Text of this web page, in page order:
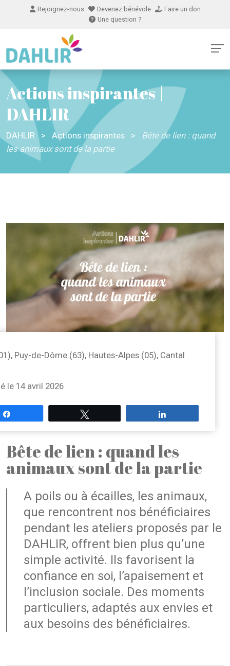
Rejoignez-nous Devenez bénévole
Faire un don
Une question ?
Actions inspirantes |
DAHLIR
DAHLIR > Actions inspirantes >
Bête de lien : quand
les animaux sont de la partie
Puy-de-Dôme (63), Hautes-Alpes (05), Cantal
le 14 avril 2026
Bête de lien : quand les
animaux sont de la partie
A poils ou à écailles, les animaux,
que rencontrent nos bénéficiaires
pendant les ateliers proposés par le
DAHLIR, offrent bien plus qu’une
simple activité. Ils favorisent la
confiance en soi, l’apaisement et
l’inclusion sociale. Des moments
particuliers, adaptés aux envies et
aux besoins des bénéficiaires.